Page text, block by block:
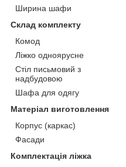
Ширина шафи
Склад комплекту
Комод
Ліжко одноярусне
Стіл письмовий з
надбудовою
Шафа для одягу
Матеріал виготовлення
Корпус (каркас)
Фасади
Комплектація ліжка